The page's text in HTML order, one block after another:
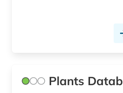
industriefilm (1)
Plants